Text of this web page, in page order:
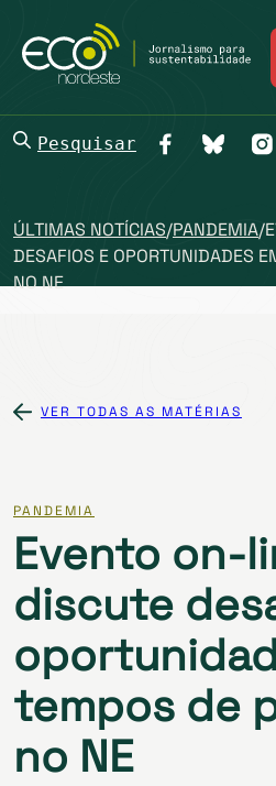
Pesquisar
ÚLTIMAS NOTÍCIAS/PANDEMIA/
DESAFIOS E OPORTUNIDADES
NO NE
VER TODAS AS MATÉRIAS
PANDEMIA
Evento on-
discute
tempos de
no NE